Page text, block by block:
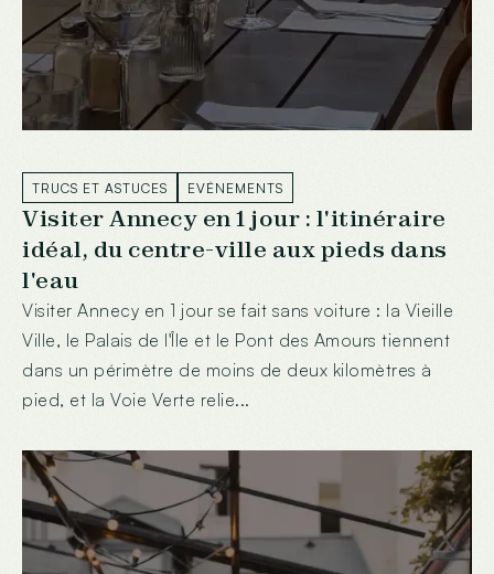
TRUCS ET ASTUCES EVÉNEMENTS
Visiter Annecy en 1 jour : l'itinéraire
idéal, du centre-ville aux pieds dans
l'eau
Visiter Annecy en 1 jour se fait sans voiture : la Vieille
Ville, le Palais de l'Île et le Pont des Amours tiennent
dans un périmètre de moins de deux kilomètres à
pied, et la Voie Verte relie...